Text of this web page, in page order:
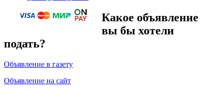
Какое объявление
вы бы хотели
подать?
Объявление в газету
Объявление на сайт